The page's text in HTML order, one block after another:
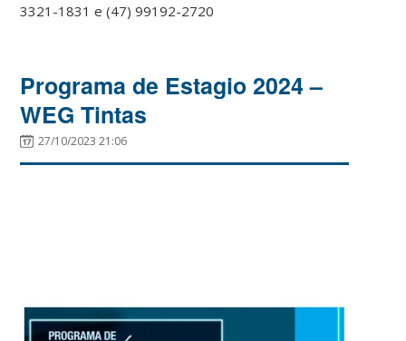
3321-1831 e (47) 99192-2720
Programa de Estagio 2024 –
WEG Tintas
27/10/2023 21:06